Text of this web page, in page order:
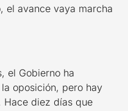
el avance vaya marcha
el Gobierno ha
oposición, pero hay
Hace diez días que